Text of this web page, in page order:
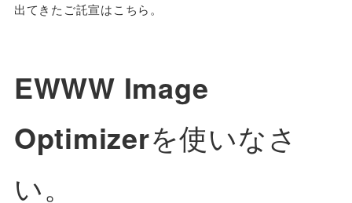
出てきたご託宣はこちら。
EWWW Image
Optimizerを使いなさ
い。